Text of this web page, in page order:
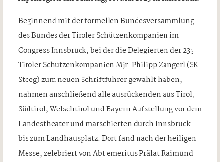
Beginnend mit der formellen Bundesversammlung
des Bundes der Tiroler Schützenkompanien im
Congress Innsbruck, bei der die Delegierten der 235
Tiroler Schützenkompanien Mjr. Philipp Zangerl (SK
Steeg) zum neuen Schriftführer gewählt haben,
nahmen anschließend alle ausrückenden aus Tirol,
Südtirol, Welschtirol und Bayern Aufstellung vor dem
Landestheater und marschierten durch Innsbruck
bis zum Landhausplatz. Dort fand nach der heiligen
Messe, zelebriert von Abt emeritus Prälat Raimund